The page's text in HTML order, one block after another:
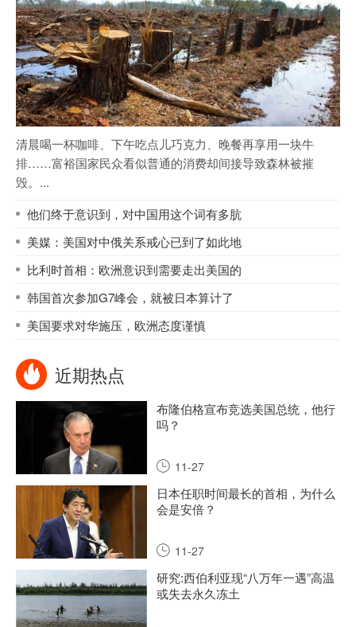
清晨喝一杯咖啡、下午吃点儿巧克力、晚餐再享用一块牛
排……富裕国家民众看似普通的消费却间接导致森林被摧
毁。...
他们终于意识到，对中国用这个词有多肮
美媒：美国对中俄关系戒心已到了如此地
比利时首相：欧洲意识到需要走出美国的
韩国首次参加G7峰会，就被日本算计了
美国要求对华施压，欧洲态度谨慎
近期热点
布隆伯格宣布竞选美国总统，他行
吗？
11-27
日本任职时间最长的首相，为什么
会是安倍？
11-27
研究:西伯利亚现“八万年一遇”高温
或失去永久冻土